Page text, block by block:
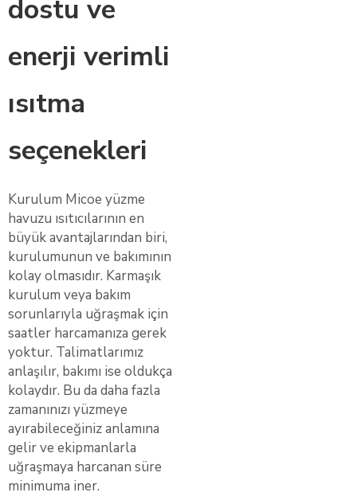
dostu ve
enerji verimli
ısıtma
seçenekleri
Kurulum Micoe yüzme
havuzu ısıtıcılarının en
büyük avantajlarından biri,
kurulumunun ve bakımının
kolay olmasıdır. Karmaşık
kurulum veya bakım
sorunlarıyla uğraşmak için
saatler harcamanıza gerek
yoktur. Talimatlarımız
anlaşılır, bakımı ise oldukça
kolaydır. Bu da daha fazla
zamanınızı yüzmeye
ayırabileceğiniz anlamına
gelir ve ekipmanlarla
uğraşmaya harcanan süre
minimuma iner.